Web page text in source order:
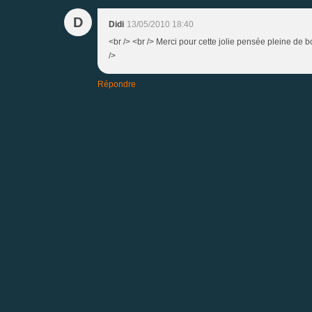
D Didi 13/05/2010 18:40
<br /> <br /> Merci pour cette jolie pensée pleine de
/>
Répondre